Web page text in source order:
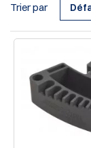
Trier par